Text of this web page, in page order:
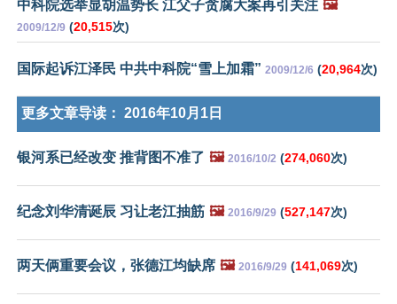
中科院选举显胡温势长 江父子贪腐大案再引关注 🖼️
2009/12/9 (20,515次)
国际起诉江泽民 中共中科院“雪上加霜” 2009/12/6 (20,964次)
更多文章导读： 2016年10月1日
银河系已经改变 推背图不准了 🖼️ 2016/10/2 (274,060次)
纪念刘华清诞辰 习让老江抽筋 🖼️ 2016/9/29 (527,147次)
两天俩重要会议，张德江均缺席 🖼️ 2016/9/29 (141,069次)